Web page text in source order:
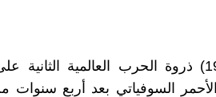
تُمثل معركة برلين (أبريل–مايو 1945) ذروة الحرب العالمية
السوفياتي بعد أربع سنوات